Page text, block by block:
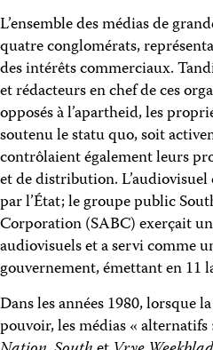
L’ensemble des médias de
quatre conglomérats,
des intérêts commerciaux.
et rédacteurs en chef de ces
opposés à l’apartheid, les
soutenu le statu quo, soit
contrôlaient également leurs
et de distribution.
par l’État; le groupe public
Corporation (SABC) exerçait
audiovisuels et a servi comme
gouvernement, émettant en 11
Dans les années 1980, lorsque
pouvoir, les médias « alternatifs